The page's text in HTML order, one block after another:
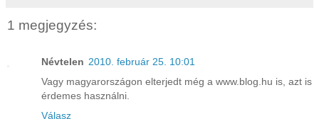
1 megjegyzés:
Névtelen 2010. február 25. 10:01
Vagy magyarországon elterjedt még a www.blog.hu is, azt is
érdemes használni.
Válasz